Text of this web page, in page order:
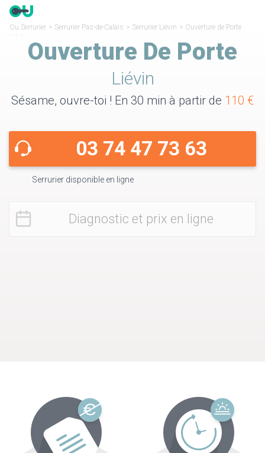
Ou Serrurier > Serrurier Pas-de-Calais > Serrurier Liévin > Ouverture de Porte
Liévin
Ouverture De Porte
Liévin
Sésame, ouvre-toi ! En 30 min à partir de 110 €
03 74 47 73 63
Serrurier disponible en ligne
Diagnostic et prix en ligne